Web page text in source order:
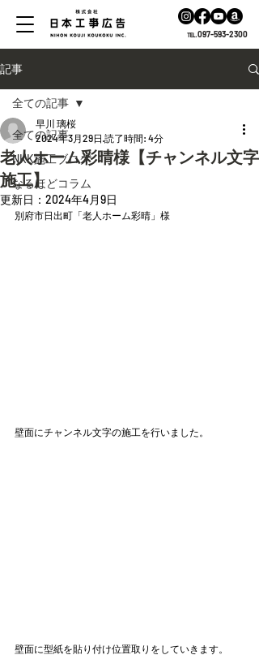
℡.097-593-2300
記事
全ての記事
NKK施工ブログ
なるほどコラム
全ての記事
老人ホーム彩晴様【チャンネル文字
施工】
早川 璃桜
2024年3月29日 読了時間: 4分
更新日： 2024年4月9日
別府市日出町「老人ホーム彩晴」様
壁面にチャンネル文字の施工を行いました。
壁面に型紙を貼り付け位置取りをしていきます。